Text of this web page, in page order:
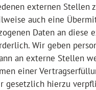
externen Stellen
auch eine
Daten an diese
Wir geben
an externe Stellen
einer
gesetzlich hierzu